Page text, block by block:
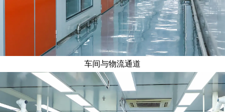
车间与物流通道